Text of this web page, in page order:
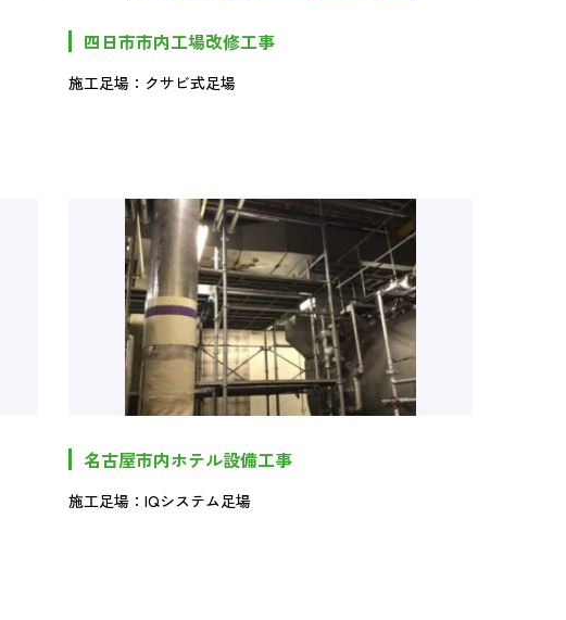
四日市市内工場改修工事
施工足場：クサビ式足場
名古屋市内ホテル設備工事
施工足場：IQシステム足場